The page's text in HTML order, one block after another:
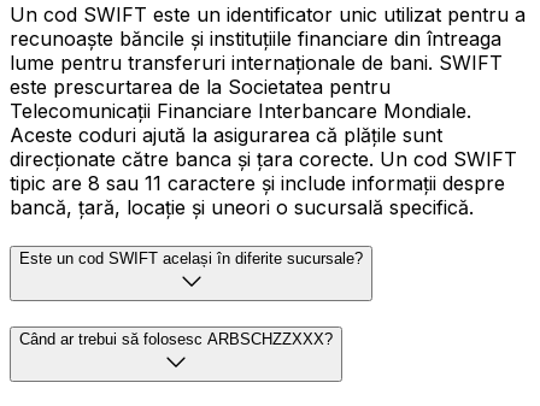
Un cod SWIFT este un identificator unic utilizat pentru a
recunoaște băncile și instituțiile financiare din întreaga
lume pentru transferuri internaționale de bani. SWIFT
este prescurtarea de la Societatea pentru
Telecomunicații Financiare Interbancare Mondiale.
Aceste coduri ajută la asigurarea că plățile sunt
direcționate către banca și țara corecte. Un cod SWIFT
tipic are 8 sau 11 caractere și include informații despre
bancă, țară, locație și uneori o sucursală specifică.
Este un cod SWIFT același în diferite sucursale?
Când ar trebui să folosesc ARBSCHZZXXX?